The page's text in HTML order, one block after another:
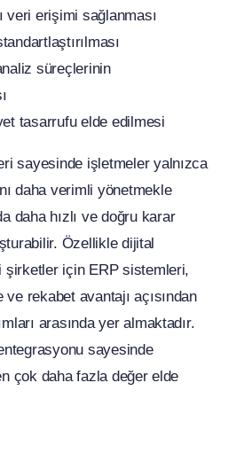
veri erişimi sağlanması
süreçlerinin
tasarrufu elde edilmesi
sayesinde işletmeler yalnızca
daha verimli yönetmekle
daha hızlı ve doğru karar
Özellikle dijital
şirketler için ERP sistemleri,
rekabet avantajı açısından
arasında yer almaktadır.
sayesinde
çok daha fazla değer elde